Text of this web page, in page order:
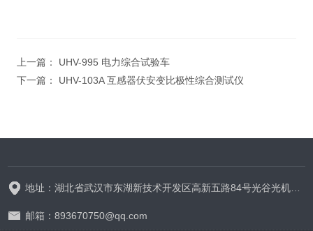
上一篇： UHV-995 电力综合试验车
下一篇： UHV-103A 互感器伏安变比极性综合测试仪
地址：湖北省武汉市东湖新技术开发区高新五路84号光谷光机电产业园6栋
邮箱：893670750@qq.com